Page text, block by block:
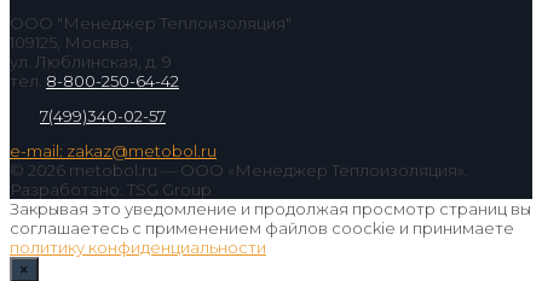
ООО "Менеджер Теплоизоляция"
109125, Москва,
ул. Люблинская, д. 9
тел. 8-800-250-64-42
7(499)340-02-57
e-mail: zakaz@metobol.ru
© 2026 metobol.ru — ООО «Менеджер Теплоизоляция».
Разработано: TSG Group
Закрывая это уведомление и продолжая просмотр страниц вы
соглашаетесь с применением файлов coockie и принимаете
политику конфиденциальности
×